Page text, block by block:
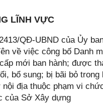
LĨNH VỰC
QĐ-UBND của Ủy
về việc công bố Danh
mới ban hành; được
bổ sung; bị bãi bỏ trong
địa thuộc phạm vi
của Sở Xây dựng